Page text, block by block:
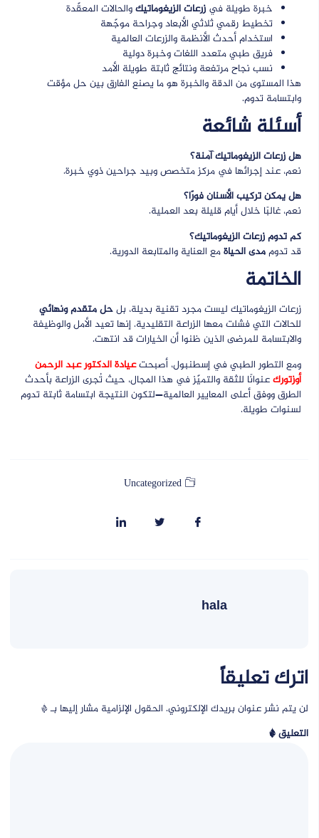
خبرة طويلة في زرعات الزيغوماتيكوالحالات المعقّدة
تخطيط رقمي ثلاثي الأبعاد وجراحة موجّهة
استخدام أحدث الأنظمة والزرعات العالمية
فريق طبي متعدد اللغات وخبرة دولية
نسب نجاح مرتفعة ونتائج ثابتة طويلة الأمد
هذا المستوى من الدقة والخبرة هو ما يصنع الفارق بين حل مؤقت
وابتسامة تدوم.
أسئلة شائعة
هل زرعات الزيغوماتيك آمنة؟
نعم، عند إجرائها في مركز متخصص وبيد جراحين ذوي خبرة.
هل يمكن تركيب الأسنان فورًا؟
نعم، غالبًا خلال أيام قليلة بعد العملية.
كم تدوم زرعات الزيغوماتيك؟
قد تدوممدى الحياةمع العناية والمتابعة الدورية.
الخاتمة
زرعات الزيغوماتيك ليست مجرد تقنية بديلة، بلحل متقدم ونهائي
للحالات التي فشلت معها الزراعة التقليدية. إنها تعيد الأمل والوظيفة
والابتسامة للمرضى الذين ظنوا أن الخيارات قد انتهت.
ومع التطور الطبي في إسطنبول، أصبحتعيادة الدكتور عبد الرحمن
أوزتوركعنوانًا للثقة والتميّز في هذا المجال، حيث تُجرى الزراعة بأحدث
الطرق ووفق أعلى المعايير العالمية—لتكون النتيجة ابتسامة ثابتة تدوم
لسنوات طويلة.
Uncategorized
hala
اترك تعليقاً
لن يتم نشر عنوان بريدك الإلكتروني. الحقول الإلزامية مشار إليها بـ*
التعليق*